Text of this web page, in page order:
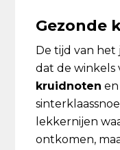
Gezonde
De tijd van het
dat de winkels
kruidnoten
lekkernijen
ontkomen,